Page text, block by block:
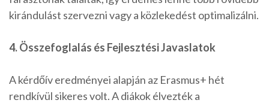
kirándulást szervezni vagy a közlekedést optimalizálni.
4. Összefoglalás és Fejlesztési Javaslatok
A kérdőív eredményei alapján az Erasmus+ hét
rendkívül sikeres volt. A diákok élvezték a